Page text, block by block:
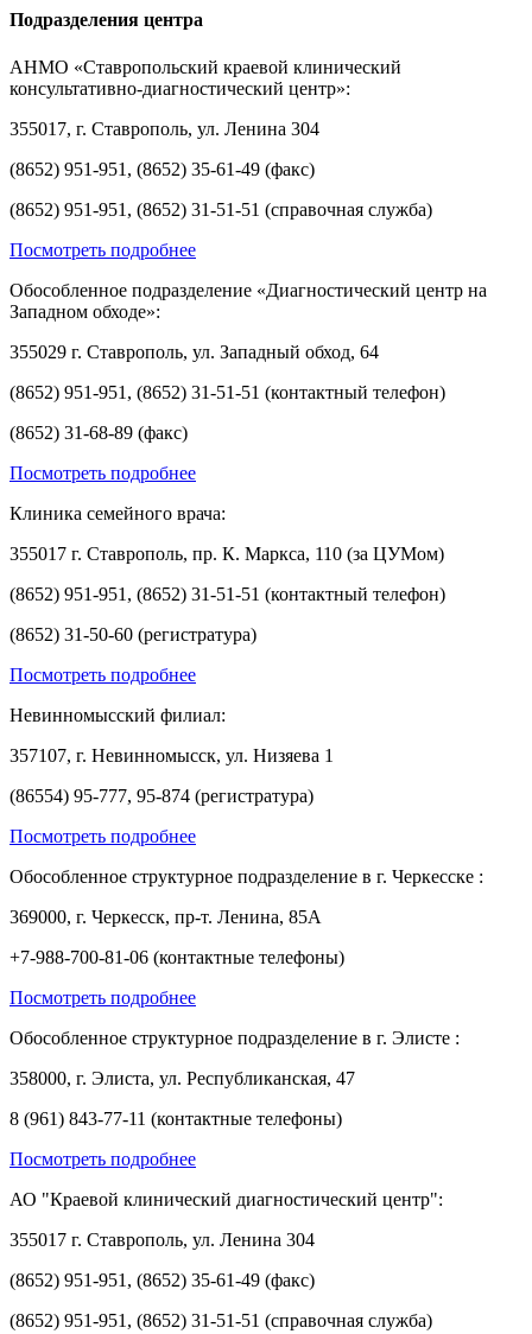
Подразделения центра
АНМО «Ставропольский краевой клинический
консультативно-диагностический центр»:
355017, г. Ставрополь, ул. Ленина 304
(8652) 951-951, (8652) 35-61-49 (факс)
(8652) 951-951, (8652) 31-51-51 (справочная служба)
Посмотреть подробнее
Обособленное подразделение «Диагностический центр на
Западном обходе»:
355029 г. Ставрополь, ул. Западный обход, 64
(8652) 951-951, (8652) 31-51-51 (контактный телефон)
(8652) 31-68-89 (факс)
Посмотреть подробнее
Клиника семейного врача:
355017 г. Ставрополь, пр. К. Маркса, 110 (за ЦУМом)
(8652) 951-951, (8652) 31-51-51 (контактный телефон)
(8652) 31-50-60 (регистратура)
Посмотреть подробнее
Невинномысский филиал:
357107, г. Невинномысск, ул. Низяева 1
(86554) 95-777, 95-874 (регистратура)
Посмотреть подробнее
Обособленное структурное подразделение в г. Черкесске :
369000, г. Черкесск, пр-т. Ленина, 85А
+7-988-700-81-06 (контактные телефоны)
Посмотреть подробнее
Обособленное структурное подразделение в г. Элисте :
358000, г. Элиста, ул. Республиканская, 47
8 (961) 843-77-11 (контактные телефоны)
Посмотреть подробнее
АО "Краевой клинический диагностический центр":
355017 г. Ставрополь, ул. Ленина 304
(8652) 951-951, (8652) 35-61-49 (факс)
(8652) 951-951, (8652) 31-51-51 (справочная служба)